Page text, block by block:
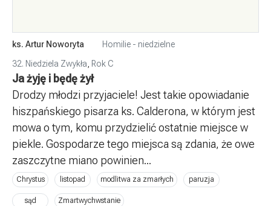
ks. Artur Noworyta
Homilie - niedzielne
32. Niedziela Zwykła
Rok C
Ja żyję i będę żył
Drodzy młodzi przyjaciele! Jest takie opowiadanie
hiszpańskiego pisarza ks. Calderona, w którym jest
mowa o tym, komu przydzielić ostatnie miejsce w
piekle. Gospodarze tego miejsca są zdania, że owe
zaszczytne miano powinien...
Chrystus listopad modlitwa za zmarłych paruzja
sąd Zmartwychwstanie